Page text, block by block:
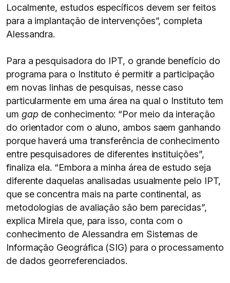
Localmente, estudos específicos devem ser feitos
para a implantação de intervenções”, completa
Alessandra.
Para a pesquisadora do IPT, o grande benefício do
programa para o Instituto é permitir a participação
em novas linhas de pesquisas, nesse caso
particularmente em uma área na qual o Instituto tem
um gap de conhecimento: “Por meio da interação
do orientador com o aluno, ambos saem ganhando
porque haverá uma transferência de conhecimento
entre pesquisadores de diferentes instituições”,
finaliza ela. “Embora a minha área de estudo seja
diferente daquelas analisadas usualmente pelo IPT,
que se concentra mais na parte continental, as
metodologias de avaliação são bem parecidas”,
explica Mirela que, para isso, conta com o
conhecimento de Alessandra em Sistemas de
Informação Geográfica (SIG) para o processamento
de dados georreferenciados.